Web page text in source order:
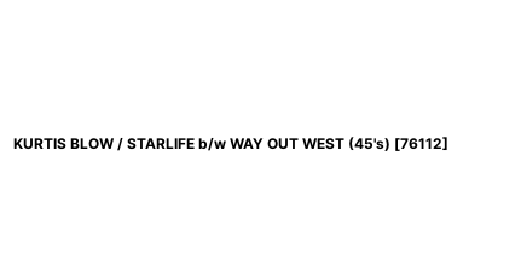
KURTIS BLOW / STARLIFE b/w WAY OUT WEST (45's) [76112]